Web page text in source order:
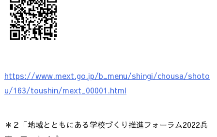
https://www.mext.go.jp/b_menu/shingi/chousa/shoto
u/163/toushin/mext_00001.html
＊２「地域とともにある学校づくり推進フォーラム2022兵